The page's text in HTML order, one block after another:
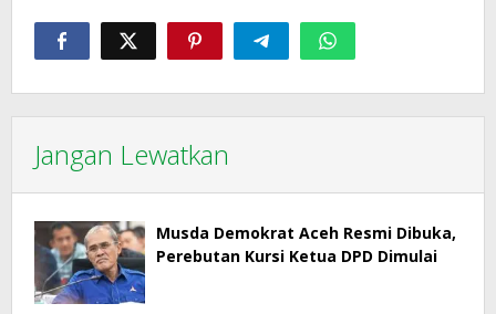
Jangan Lewatkan
Musda Demokrat Aceh Resmi Dibuka,
Perebutan Kursi Ketua DPD Dimulai